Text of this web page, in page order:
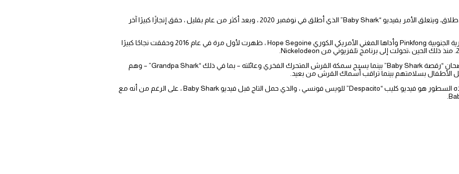
تم الإعلان أخيرا عن أكثر فيديو مشاهدة على منصة الفيديو يوتيوب على الإطلاق، ويتعلق الأمر بفيديو “Baby Shark” الذي أطلق في نوفمبر 2020 ، وبعد أكثر من عام بقليل ، حقق إنجازًا كبيرًا آخر
وقالت وسائل إعلام إن أغنية الأطفال ، التي أنتجتها الشركة التعليمية الكورية الجنوبية Pinkfong وأداها المغني الأمريكي الكوري Hope Segoine ، ظهرت لأول مرة في عام 2016 وحققت نجاحًا كبيرًا
يصور مقطع الفيديو الأكثر مشاهدة على YouTube طفلين حقيقيين يوضحان “رقصة Baby Shark” بينما يسبح سمكة القرش المتحرك الفخري وعائلته – بما في ذلك “Grandpa Shark” – وهم
الأطفال بسلامتهم بينما تراقب أسماك القرش من بعيد.
وبحسب موقع The Verge فإن ثاني أكثر المقاطع مشاهدة حتى كتابة هذه السطور هو فيديو كليب “Despacito” للويس فونسي ، والذي حمل التاج قبل فيديو Baby Shark ، على الرغم من أنه مع